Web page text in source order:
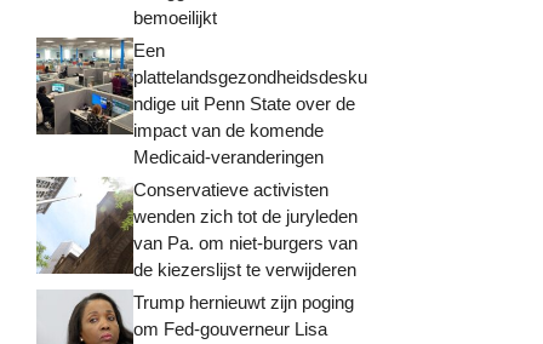
bemoeilijkt
Een
plattelandsgezondheidsdesku
ndige uit Penn State over de
impact van de komende
Medicaid-veranderingen
Conservatieve activisten
wenden zich tot de juryleden
van Pa. om niet-burgers van
de kiezerslijst te verwijderen
Trump hernieuwt zijn poging
om Fed-gouverneur Lisa